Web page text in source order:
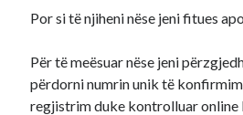
Por si të njiheni nëse jeni fitues
Për të meësuar nëse jeni
përdorni numrin unik të
regjistrim duke kontrolluar